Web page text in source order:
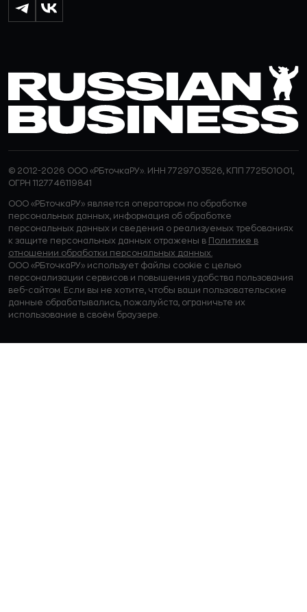
© 2012-2026 ООО «РБточкаРУ». ИНН 7729703526, КПП 772501001,
ОГРН 1127746119841
ООО «РБточкаРУ» является оператором по обработке
персональных данных, информация об обработке
персональных данных и сведения о реализуемых требованиях
к защите персональных данных отражены в Политике в
отношении обработки персональных данных.
ООО «РБточкаРУ» использует файлы cookie с целью
персонализации сервисов и повышения удобства пользования
веб-сайтом. Если вы не хотите, чтобы ваши пользовательские
данные обрабатывались, пожалуйста, ограничьте их
использование в своём браузере.